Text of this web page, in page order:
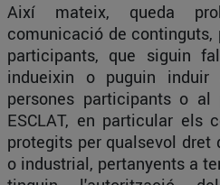
Així mateix, queda
comunicació de continguts,
participants, que siguin
indueixin o puguin
persones participants o al
ESCLAT, en particular els
protegits per qualsevol dret
o industrial, pertanyents a